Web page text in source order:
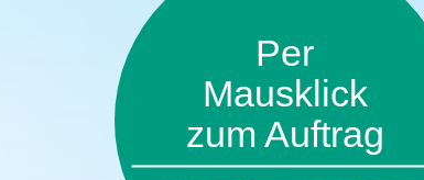
Per
Mausklick
zum Auftrag